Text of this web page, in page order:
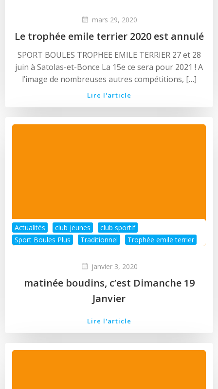
mars 29, 2020
Le trophée emile terrier 2020 est annulé
‌SPORT BOULES TROPHEE EMILE TERRIER 27 et 28
juin à Satolas-et-Bonce La 15e ce sera pour 2021 ! A
l’image de nombreuses autres compétitions, […]
Lire l'article
Actualités club jeunes
club sportif
Sport Boules Plus
Traditionnel Trophée emile terrier
janvier 3, 2020
matinée boudins, c’est Dimanche 19
Janvier
Lire l'article